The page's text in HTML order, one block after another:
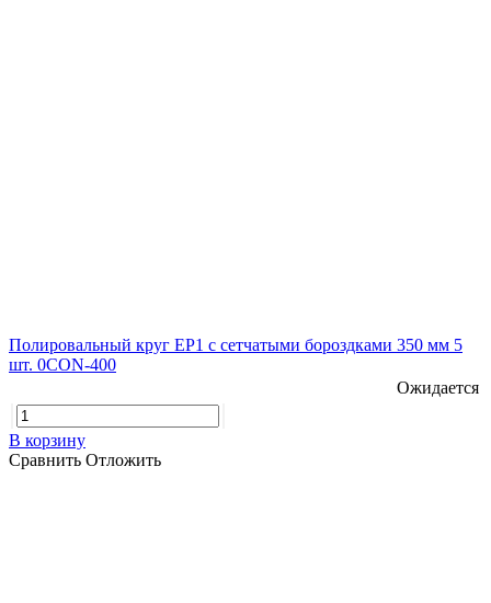
Полировальный круг EP1 с сетчатыми бороздками 350 мм 5
шт. 0CON-400
Ожидается
В корзину
Сравнить Отложить